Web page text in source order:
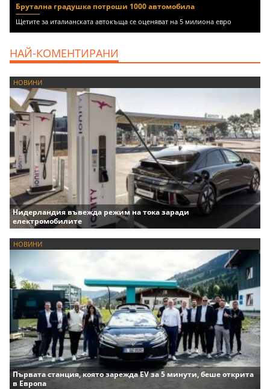
Брутална градушка потроши 1000 автомобила
Щетите за италианската автокъща се оценяват на 5 милиона евро
НАЙ-КОМЕНТИРАНИ
НОВИНИ
Нидерландия въвежда режим на тока заради
електромобилите
НОВИНИ
Първата станция, която зарежда EV за 5 минути, беше открита
в Европа